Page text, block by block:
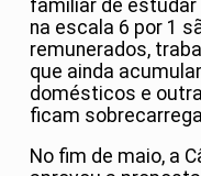
familiar de
na escala 6 por 1
remunerados,
que ainda
domésticos e
ficam
No fim de maio, a